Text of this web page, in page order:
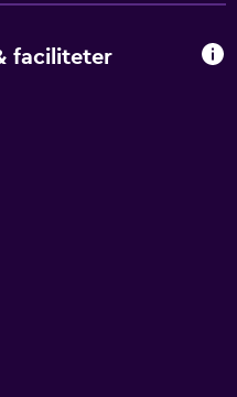
faciliteter